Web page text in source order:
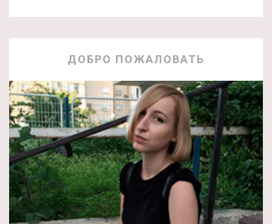
ДОБРО ПОЖАЛОВАТЬ